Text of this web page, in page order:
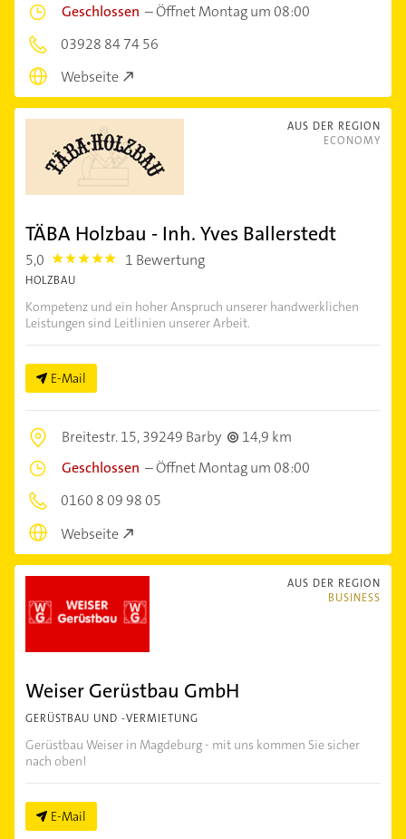
Geschlossen –Öffnet Montag um 08:00
03928 84 74 56
Webseite
AUS DER REGION
ECONOMY
TÄBA Holzbau - Inh. Yves Ballerstedt
5,0 5.0 1 Bewertung
HOLZBAU
Kompetenz und ein hoher Anspruch unserer handwerklichen
Leistungen sind Leitlinien unserer Arbeit.
E-Mail
Breitestr. 15,39249 Barby
14,9 km
Geschlossen –Öffnet Montag um 08:00
0160 8 09 98 05
Webseite
AUS DER REGION
BUSINESS
Weiser Gerüstbau GmbH
GERÜSTBAU UND -VERMIETUNG
Gerüstbau Weiser in Magdeburg - mit uns kommen Sie sicher
nach oben!
E-Mail